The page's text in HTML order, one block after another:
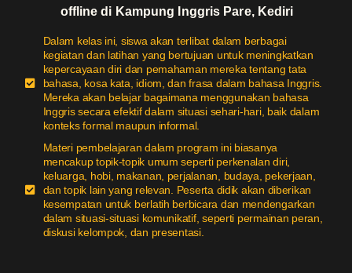
offline di Kampung Inggris Pare, Kediri
Dalam kelas ini, siswa akan terlibat dalam berbagai
kegiatan dan latihan yang bertujuan untuk meningkatkan
kepercayaan diri dan pemahaman mereka tentang tata
bahasa, kosa kata, idiom, dan frasa dalam bahasa Inggris.
Mereka akan belajar bagaimana menggunakan bahasa
Inggris secara efektif dalam situasi sehari-hari, baik dalam
konteks formal maupun informal.
Materi pembelajaran dalam program ini biasanya
mencakup topik-topik umum seperti perkenalan diri,
keluarga, hobi, makanan, perjalanan, budaya, pekerjaan,
dan topik lain yang relevan. Peserta didik akan diberikan
kesempatan untuk berlatih berbicara dan mendengarkan
dalam situasi-situasi komunikatif, seperti permainan peran,
diskusi kelompok, dan presentasi.